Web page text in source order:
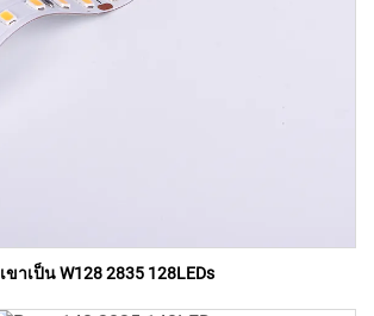
เขาเป็น W128 2835 128LEDs